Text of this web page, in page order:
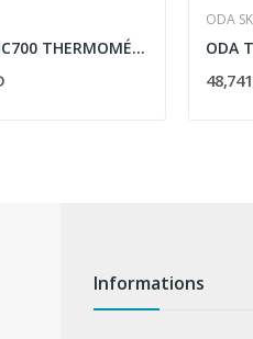
ROSSMAX HC700 THERMOMÉTRE TÉLÉOBJECTIF SANS...
ODA
ODA
Informations